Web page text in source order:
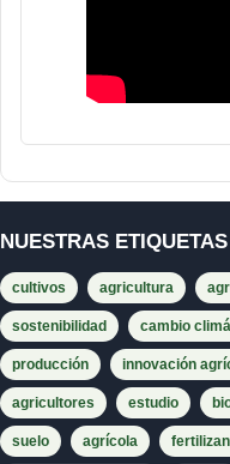
NUESTRAS
cultivos agricultura
sostenibilidad cambio
producción innovación
agricultores estudio
suelo agrícola